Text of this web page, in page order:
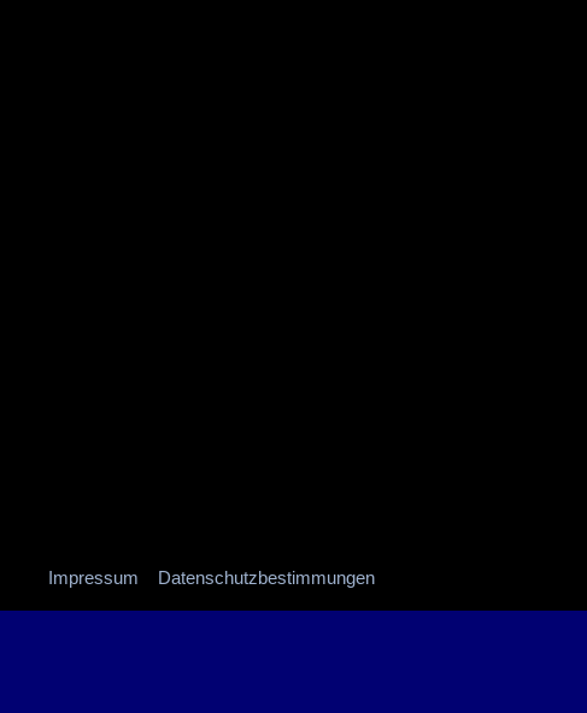
Impressum Datenschutzbestimmungen